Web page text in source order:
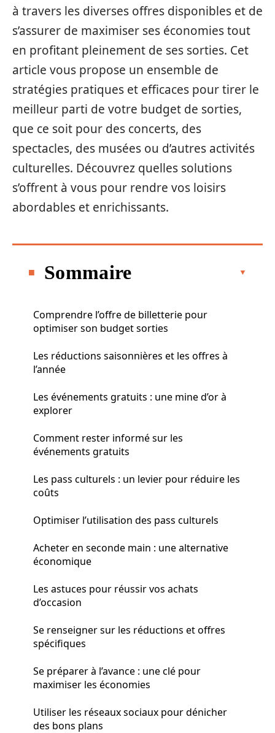
à travers les diverses offres disponibles et de
s’assurer de maximiser ses économies tout
en profitant pleinement de ses sorties. Cet
article vous propose un ensemble de
stratégies pratiques et efficaces pour tirer le
meilleur parti de votre budget de sorties,
que ce soit pour des concerts, des
spectacles, des musées ou d’autres activités
culturelles. Découvrez quelles solutions
s’offrent à vous pour rendre vos loisirs
abordables et enrichissants.
Sommaire
Comprendre l’offre de billetterie pour
optimiser son budget sorties
Les réductions saisonnières et les offres à
l’année
Les événements gratuits : une mine d’or à
explorer
Comment rester informé sur les
événements gratuits
Les pass culturels : un levier pour réduire les
coûts
Optimiser l’utilisation des pass culturels
Acheter en seconde main : une alternative
économique
Les astuces pour réussir vos achats
d’occasion
Se renseigner sur les réductions et offres
spécifiques
Se préparer à l’avance : une clé pour
maximiser les économies
Utiliser les réseaux sociaux pour dénicher
des bons plans